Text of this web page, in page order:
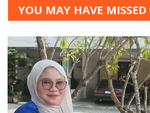
YOU MAY HAVE MISSED